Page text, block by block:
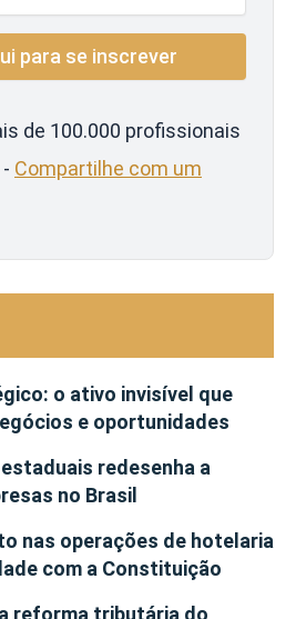
de 100.000 profissionais
Compartilhe com um
o ativo invisível que
e oportunidades
redesenha a
no Brasil
nas operações de hotelaria
com a Constituição
reforma tributária do